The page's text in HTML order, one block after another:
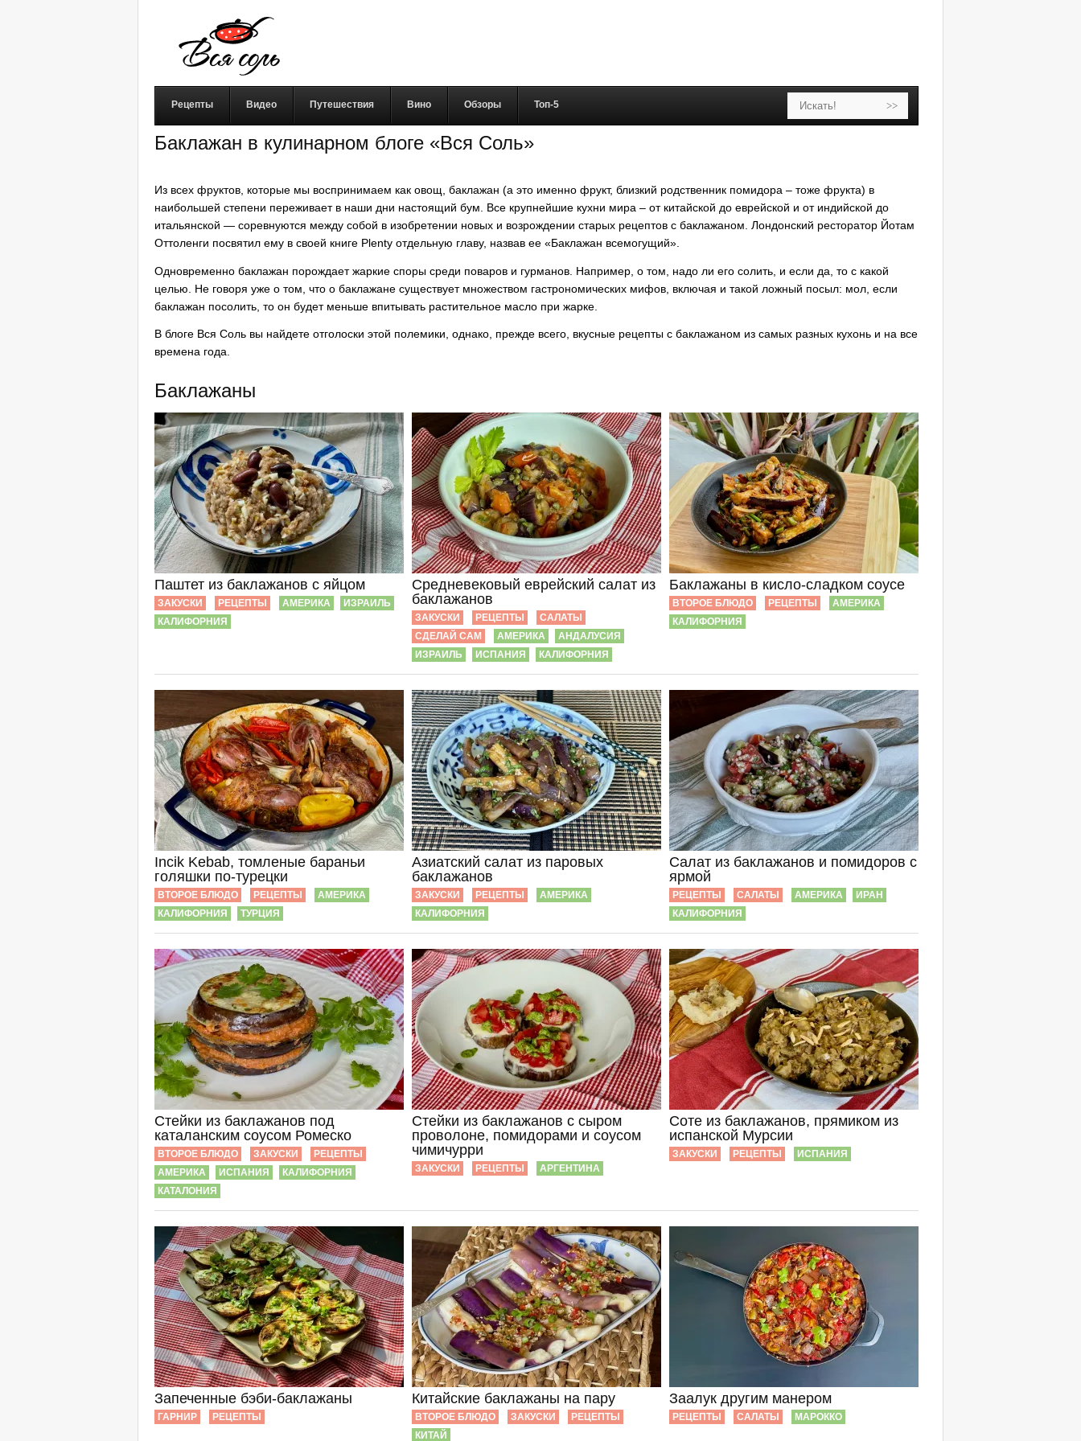
Рецепты Видео Путешествия Вино Обзоры Топ-5
Баклажан в кулинарном блоге «Вся Соль»
Из всех фруктов, которые мы воспринимаем как овощ, баклажан (а это именно фрукт, близкий родственник помидора – тоже фрукта) в
наибольшей степени переживает в наши дни настоящий бум. Все крупнейшие кухни мира – от китайской до еврейской и от индийской до
итальянской — соревнуются между собой в изобретении новых и возрождении старых рецептов с баклажаном. Лондонский ресторатор Йотам
Оттоленги посвятил ему в своей книге Plenty отдельную главу, назвав ее «Баклажан всемогущий».
Одновременно баклажан порождает жаркие споры среди поваров и гурманов. Например, о том, надо ли его солить, и если да, то с какой
целью. Не говоря уже о том, что о баклажане существует множеством гастрономических мифов, включая и такой ложный посыл: мол, если
баклажан посолить, то он будет меньше впитывать растительное масло при жарке.
В блоге Вся Соль вы найдете отголоски этой полемики, однако, прежде всего, вкусные рецепты с баклажаном из самых разных кухонь и на все
времена года.
Баклажаны
Паштет из баклажанов с яйцом
ЗАКУСКИ РЕЦЕПТЫ АМЕРИКА
ИЗРАИЛЬ
КАЛИФОРНИЯ
Средневековый еврейский салат из
баклажанов
ЗАКУСКИ РЕЦЕПТЫ
САЛАТЫ
СДЕЛАЙ САМ
АМЕРИКА
АНДАЛУСИЯ
ИЗРАИЛЬ
ИСПАНИЯ КАЛИФОРНИЯ
Баклажаны в кисло-сладком соусе
ВТОРОЕ БЛЮДО РЕЦЕПТЫ
АМЕРИКА
КАЛИФОРНИЯ
Incik Kebab, томленые бараньи
голяшки по-турецки
ВТОРОЕ БЛЮДО РЕЦЕПТЫ
АМЕРИКА
КАЛИФОРНИЯ
ТУРЦИЯ
Азиатский салат из паровых
баклажанов
ЗАКУСКИ РЕЦЕПТЫ
АМЕРИКА
КАЛИФОРНИЯ
Салат из баклажанов и помидоров с
ярмой
РЕЦЕПТЫ САЛАТЫ АМЕРИКА
ИРАН
КАЛИФОРНИЯ
Стейки из баклажанов под
каталанским соусом Ромеско
ВТОРОЕ БЛЮДО ЗАКУСКИ
РЕЦЕПТЫ
АМЕРИКА
ИСПАНИЯ
КАЛИФОРНИЯ
КАТАЛОНИЯ
Стейки из баклажанов с сыром
проволоне, помидорами и соусом
чимичурри
ЗАКУСКИ РЕЦЕПТЫ АРГЕНТИНА
Соте из баклажанов, прямиком из
испанской Мурсии
ЗАКУСКИ РЕЦЕПТЫ ИСПАНИЯ
Запеченные бэби-баклажаны
ГАРНИР РЕЦЕПТЫ
Китайские баклажаны на пару
ВТОРОЕ БЛЮДО ЗАКУСКИ
РЕЦЕПТЫ
КИТАЙ
Заалук другим манером
РЕЦЕПТЫ САЛАТЫ МАРОККО